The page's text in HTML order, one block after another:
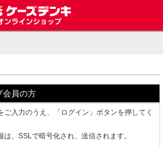
会員の方
ご入力のうえ、「ログイン」ボタンを押してく
、SSLで暗号化され、送信されます。